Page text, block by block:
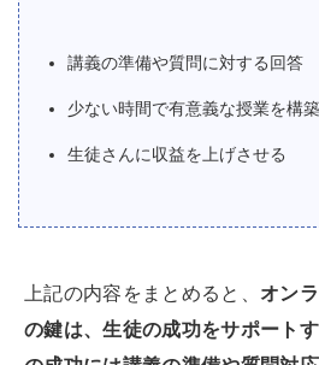
講義の準備や質問に対する回答
少ない時間で有意義な授業を構
生徒さんに収益を上げさせる
上記の内容をまとめると、 オン
の鍵は、生徒の成功をサポート